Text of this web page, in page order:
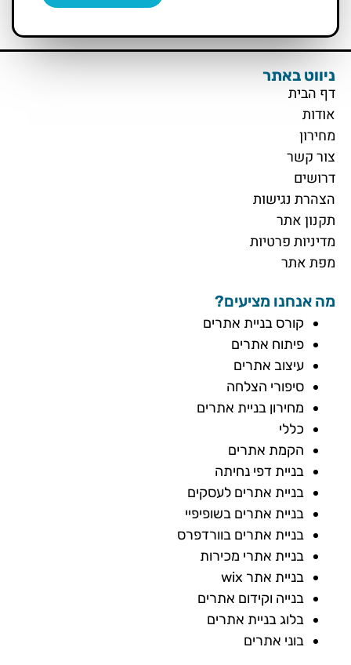
ניווט באתר
דף הבית
אודות
מחירון
צור קשר
דרושים
הצהרת נגישות
תקנון אתר
מדיניות פרטיות
מפת אתר
מה אנחנו מציעים?
קורס בניית אתרים
פיתוח אתרים
עיצוב אתרים
סיפורי הצלחה
מחירון בניית אתרים
כללי
הקמת אתרים
בניית דפי נחיתה
בניית אתרים לעסקים
בניית אתרים בשופיפיי
בניית אתרים בוורדפרס
בניית אתרי מכירות
בניית אתר wix
בנייה וקידום אתרים
בלוג בניית אתרים
בוני אתרים